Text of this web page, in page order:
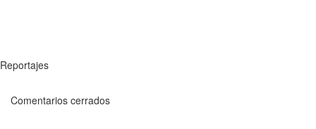
Reportajes
Comentarios cerrados